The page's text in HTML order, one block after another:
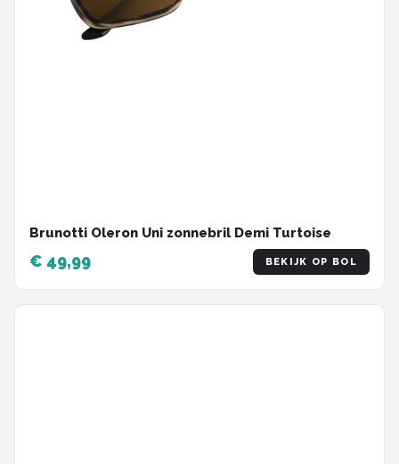
Brunotti Oleron Uni zonnebril Demi Turtoise
€ 49,99 BEKIJK OP BOL